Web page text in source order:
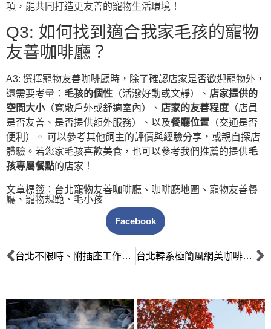
項，能共同打造更友善的寵物生活環境！
Q3: 如何找到適合我家毛孩的寵物
友善咖啡廳？
A3: 選擇寵物友善咖啡廳時，除了確認店家是否歡迎寵物外，
還需要考量： 毛孩的個性 （活潑好動或文靜）、 店家提供的
空間大小（寬敞戶外或舒適室內）、 店家的友善程度 （店員
是否友善、是否提供額外服務）、以及餐廳位置 （交通是否
便利）。 可以參考其他飼主的評價與經驗分享，或親自探店
體驗。若您家毛孩喜歡美食，也可以參考我們推薦的提供毛
孩專屬餐點的店家！
文章標籤： 台北寵物友善咖啡廳 、 咖啡廳地圖 、 寵物友善餐
廳 、 寵物規範 、 毛小孩
Facebook
台北不限時、附插座工作讀書咖啡廳全攻略：自由工作者、學生必看！ 台北韓系極簡風網美咖啡廳清單：白色系IG必拍！拍照攻略＆必點甜點推薦